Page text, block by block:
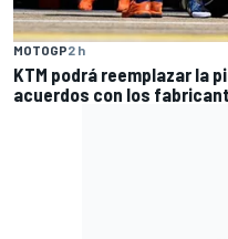
MOTOGP2 h
KTM podrá reemplazar la
acuerdos con los